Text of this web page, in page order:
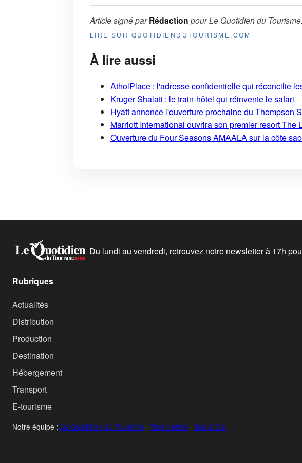
Article signé parRédaction pourLe Quotidien du Tourisme.
LIRE SUR QUOTIDIENDUTOURISME.COM
À lire aussi
AtholPlace : l'adresse confidentielle qui réconcilie
Kruger Shalati : le train-hôtel qui réinvente le safari
Hyatt annonce l'ouverture prochaine du Thompson
Marriott International ouvrira son premier resort
Ouverture du Four Seasons AMAALA sur la côte
Du lundi au vendredi, retrouvez notre newsletter à 17h
Rubriques
Actualités
Distribution
Production
Destination
Hébergement
Transport
E-tourisme
Notre équipe : Le Quotidien du Tourisme · Tour Hebdo · Bus & Car